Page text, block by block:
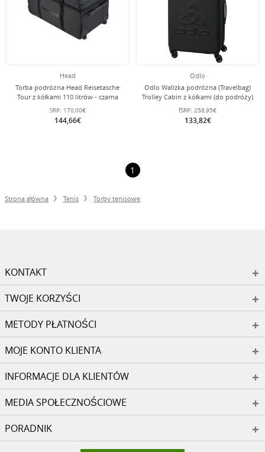
Head
Torba podróżna Head Reisetasche
Tour z kółkami 110 litrów - czarna
SRP: 170,00€
144,66€
Odlo
Odlo Walizka podróżna (Travelbag)
Trolley Cabin z kółkami (do podróży)
- 70 litrów
fSRP: 258,95€
133,82€
1
Strona główna Tenis Torby tenisowe
KONTAKT
TWOJE KORZYŚCI
METODY PŁATNOŚCI
MOJE KONTO KLIENTA
INFORMACJE DLA KLIENTÓW
MEDIA SPOŁECZNOŚCIOWE
PORADNIK